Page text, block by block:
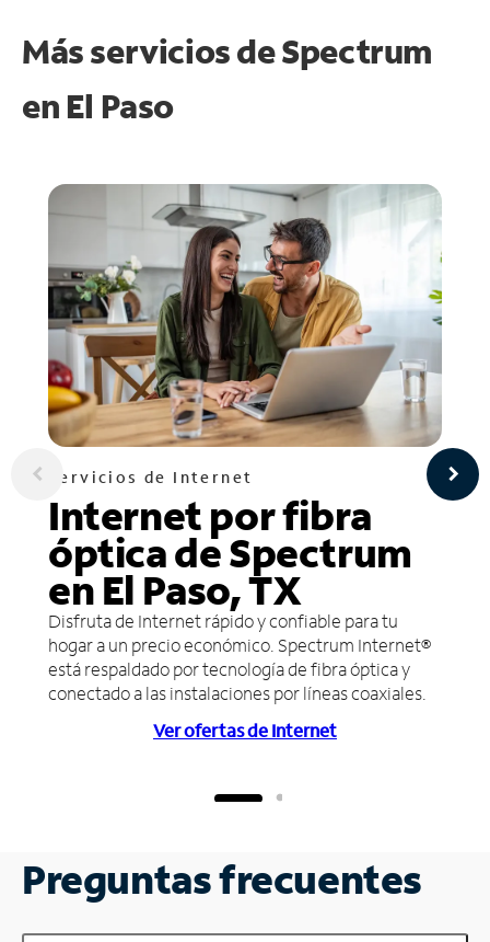
Más servicios de Spectrum
en El Paso
Servicios de Internet
Internet por fibra
óptica de Spectrum
en El Paso, TX
Disfruta de Internet rápido y confiable para tu
hogar a un precio económico. Spectrum Internet®
está respaldado por tecnología de fibra óptica y
conectado a las instalaciones por líneas coaxiales.
Ver ofertas de Internet
Preguntas frecuentes